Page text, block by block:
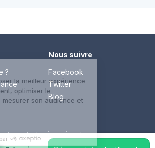
?
Nous suivre
Facebook
Twitter
Blog
Tous droits réservés •Espace presse•
•Mentions légales